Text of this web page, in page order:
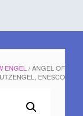
ENGEL / ANGEL OF
ENESCO